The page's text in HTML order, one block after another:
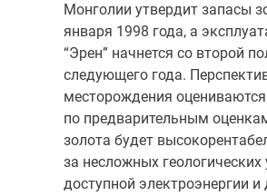
Монголии утвердит запасы
января 1998 года, а
“Эрен” начнется со второй
следующего года.
месторождения
по предварительным
золота будет
за несложных геологических
доступной электроэнергии